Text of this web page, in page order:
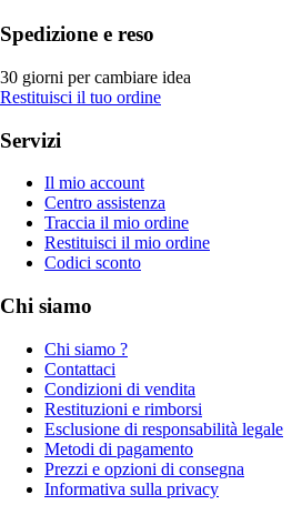
Spedizione e reso
30 giorni per cambiare idea
Restituisci il tuo ordine
Servizi
Il mio account
Centro assistenza
Traccia il mio ordine
Restituisci il mio ordine
Codici sconto
Chi siamo
Chi siamo ?
Contattaci
Condizioni di vendita
Restituzioni e rimborsi
Esclusione di responsabilità legale
Metodi di pagamento
Prezzi e opzioni di consegna
Informativa sulla privacy